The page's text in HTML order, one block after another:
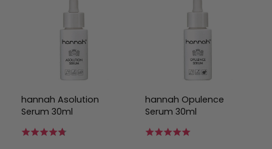
hannah Asolution
Serum 30ml
hannah Opulence
Serum 30ml